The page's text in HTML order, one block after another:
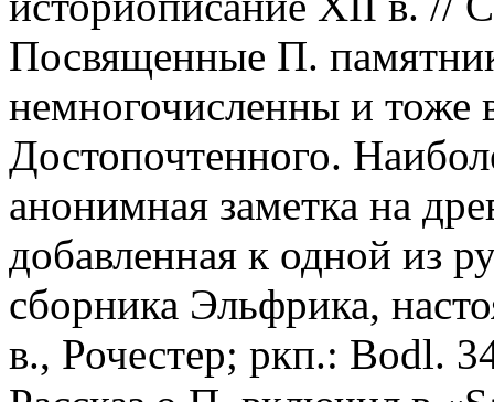
Посвященные П.
немногочисленны и тоже
Достопочтенного.
анонимная заметка на
добавленная к одной из
сборника Эльфрика,
в., Рочестер; ркп.: Bodl.